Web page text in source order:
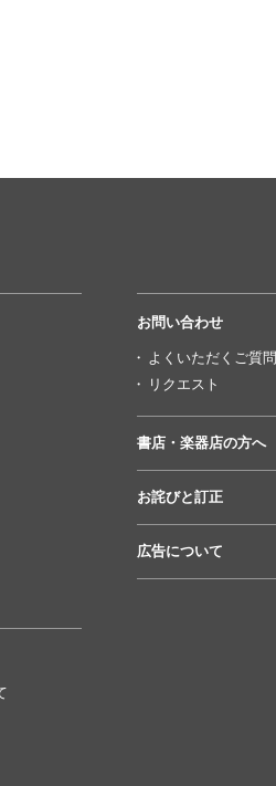
お問い合わせ
よくいただくご質問
リクエスト
書店・楽器店の方へ
お詫びと訂正
広告について